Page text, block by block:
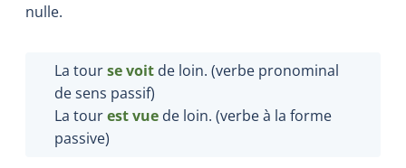
nulle.
La tourse voit de loin. (verbe pronominal
de sens passif)
La tourest vue de loin. (verbe à la forme
passive)